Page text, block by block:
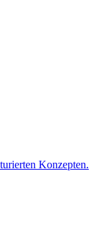
Konzepten.